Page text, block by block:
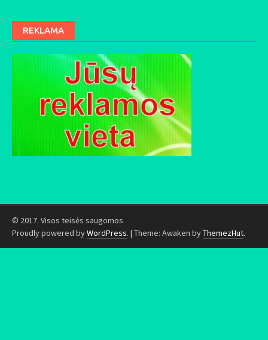
REKLAMA
© 2017. Visos teisės saugomos
Proudly powered byWordPress. | Theme: Awaken byThemezHut.